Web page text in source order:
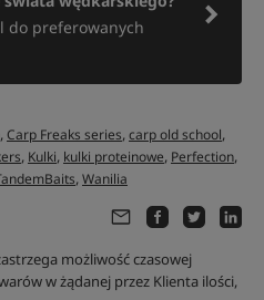
do preferowanych
,Carp Freaks series,carp old school,
, Kulki, kulki proteinowe, Perfection,
,Wanilia
możliwość czasowej
w żądanej przez Klienta ilości,